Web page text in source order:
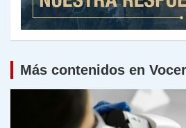
Más contenidos en